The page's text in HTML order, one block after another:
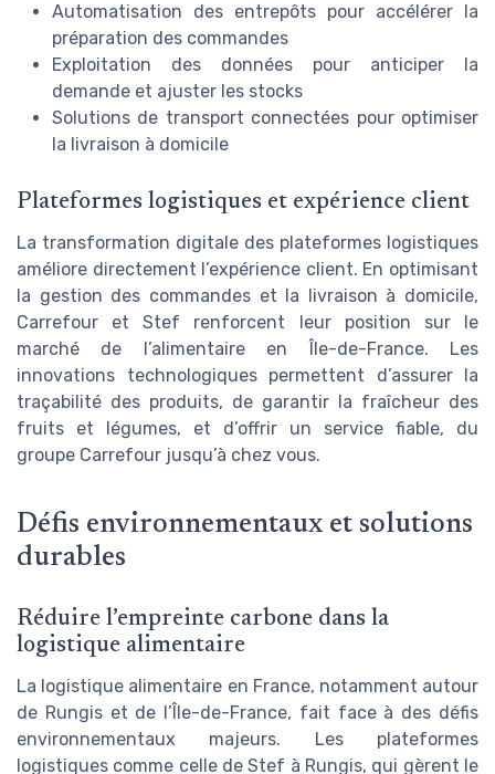
Automatisation des entrepôts pour accélérer la
préparation des commandes
Exploitation des données pour anticiper la
demande et ajuster les stocks
Solutions de transport connectées pour optimiser
la livraison à domicile
Plateformes logistiques et expérience client
La transformation digitale des plateformes logistiques
améliore directement l’expérience client. En optimisant
la gestion des commandes et la livraison à domicile,
Carrefour et Stef renforcent leur position sur le
marché de l’alimentaire en Île-de-France. Les
innovations technologiques permettent d’assurer la
traçabilité des produits, de garantir la fraîcheur des
fruits et légumes, et d’offrir un service fiable, du
groupe Carrefour jusqu’à chez vous.
Défis environnementaux et solutions
durables
Réduire l’empreinte carbone dans la
logistique alimentaire
La logistique alimentaire en France, notamment autour
de Rungis et de l’Île-de-France, fait face à des défis
environnementaux majeurs. Les plateformes
logistiques comme celle de Stef à Rungis, qui gèrent le